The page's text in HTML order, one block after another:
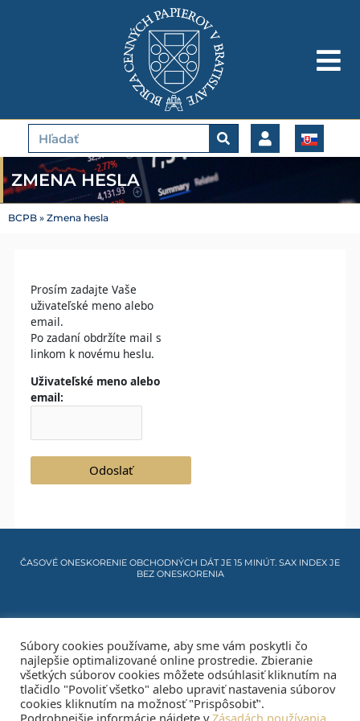
Vyhľadať
ZMENA HESLA
BCPB » Zmena hesla
Prosím zadajte Vaše
uživateľské meno alebo
email.
Po zadaní obdržíte mail s
linkom k novému heslu.
Uživateľské meno alebo
email:
ČASOVÉ ONESKORENIE OBCHODNÝCH DÁT JE 15 MINÚT. SAX INDEX JE
BEZ ONESKORENIA
Mapa stránky
Kontakt
Súbory cookies používame, aby sme vám poskytli čo
najlepšie optimalizované online prostredie. Zbieranie
všetkých súborov cookies môžete odsúhlasiť kliknutím na
tlačidlo "Povoliť všetko" alebo upraviť nastavenia súborov
cookies kliknutím na možnosť "Prispôsobiť".
Podrobnejšie informácie nájdete vZásadách používania